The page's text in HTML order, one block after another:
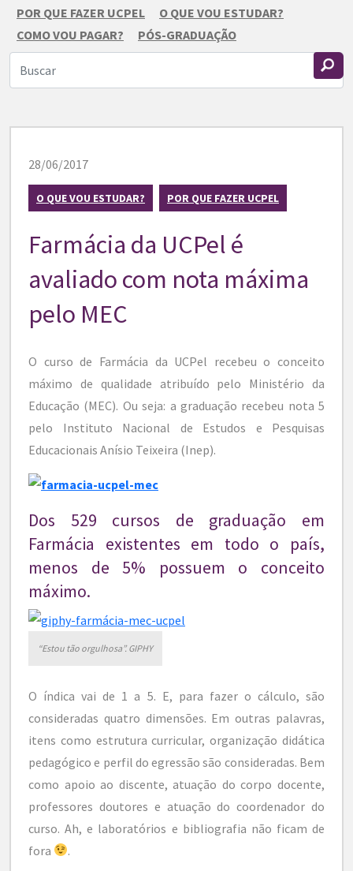
POR QUE FAZER UCPEL
O QUE VOU ESTUDAR?
COMO VOU PAGAR?
PÓS-GRADUAÇÃO
28/06/2017
O QUE VOU ESTUDAR? POR QUE FAZER UCPEL
Farmácia da UCPel é
avaliado com nota máxima
pelo MEC
O curso de Farmácia da UCPel recebeu o conceito
máximo de qualidade atribuído pelo Ministério da
Educação (MEC). Ou seja: a graduação recebeu nota 5
pelo Instituto Nacional de Estudos e Pesquisas
Educacionais Anísio Teixeira (Inep).
Dos 529 cursos de graduação em
Farmácia existentes em todo o país,
menos de 5% possuem o conceito
máximo.
“Estou tão orgulhosa”. GIPHY
O índica vai de 1 a 5. E, para fazer o cálculo, são
consideradas quatro dimensões. Em outras palavras,
itens como estrutura curricular, organização didática
pedagógico e perfil do egressão são consideradas. Bem
como apoio ao discente, atuação do corpo docente,
professores doutores e atuação do coordenador do
curso. Ah, e laboratórios e bibliografia não ficam de
fora
.